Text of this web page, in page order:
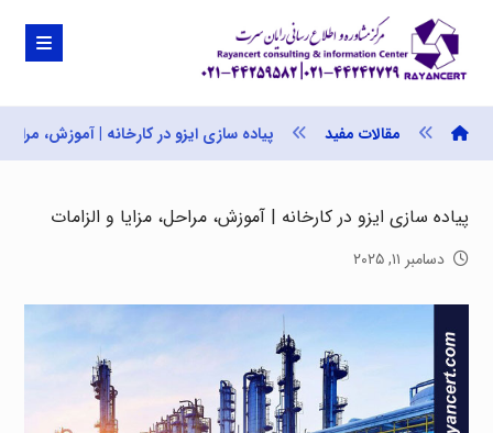
مقالات مفید پیاده سازی ایزو در کارخانه | آموزش،
پیاده سازی ایزو در کارخانه | آموزش، مراحل، مزایا و الزامات
دسامبر ۱۱, ۲۰۲۵